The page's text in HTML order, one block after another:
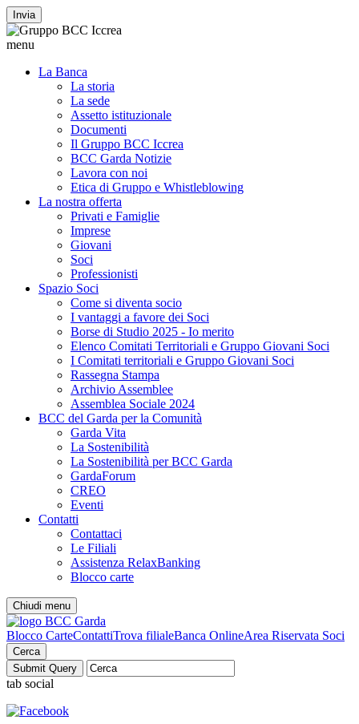
Invia
menu
La Banca
La storia
La sede
Assetto istituzionale
Documenti
Il Gruppo BCC Iccrea
BCC Garda Notizie
Lavora con noi
Etica di Gruppo e Whistleblowing
La nostra offerta
Privati e Famiglie
Imprese
Giovani
Soci
Professionisti
Spazio Soci
Come si diventa socio
I vantaggi a favore dei Soci
Borse di Studio 2025 - Io merito
Elenco Comitati Territoriali e Gruppo Giovani Soci
I Comitati territoriali e Gruppo Giovani Soci
Rassegna Stampa
Archivio Assemblee
Assemblea Sociale 2024
BCC del Garda per la Comunità
Garda Vita
La Sostenibilità
La Sostenibilità per BCC Garda
GardaForum
CREO
Eventi
Contatti
Contattaci
Le Filiali
Assistenza RelaxBanking
Blocco carte
Chiudi menu
Blocco CarteContattiTrova filialeBanca OnlineArea Riservata Soci
Cerca
tab social